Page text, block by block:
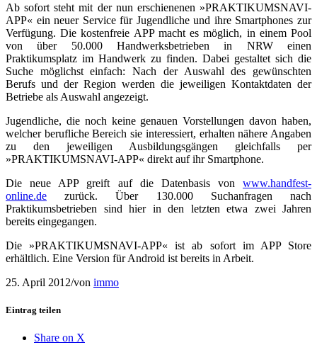
Ab sofort steht mit der nun erschienenen »PRAKTIKUMSNAVI-
APP« ein neuer Service für Jugendliche und ihre Smartphones zur
Verfügung. Die kostenfreie APP macht es möglich, in einem Pool
von über 50.000 Handwerksbetrieben in NRW einen
Praktikumsplatz im Handwerk zu finden. Dabei gestaltet sich die
Suche möglichst einfach: Nach der Auswahl des gewünschten
Berufs und der Region werden die jeweiligen Kontaktdaten der
Betriebe als Auswahl angezeigt.
Jugendliche, die noch keine genauen Vorstellungen davon haben,
welcher berufliche Bereich sie interessiert, erhalten nähere Angaben
zu den jeweiligen Ausbildungsgängen gleichfalls per
»PRAKTIKUMSNAVI-APP« direkt auf ihr Smartphone.
Die neue APP greift auf die Datenbasis von www.handfest-
online.de zurück. Über 130.000 Suchanfragen nach
Praktikumsbetrieben sind hier in den letzten etwa zwei Jahren
bereits eingegangen.
Die »PRAKTIKUMSNAVI-APP« ist ab sofort im APP Store
erhältlich. Eine Version für Android ist bereits in Arbeit.
25. April 2012/von immo
Eintrag teilen
Share on X